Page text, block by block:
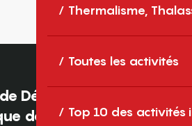
Thermalisme,
Toutes les activités
Top 10 des activités
Développement
des Pyrénées-